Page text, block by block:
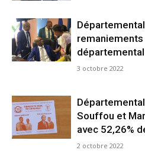
remaniements
départemental
3 octobre 2022
Souffou et
avec 52,26%
2 octobre 2022